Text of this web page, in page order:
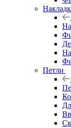
Петли